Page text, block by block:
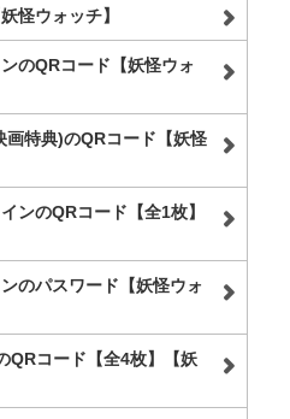
怪ウォッチ】
のQRコード【妖怪ウォ
画特典)のQRコード【妖怪
ンのQRコード【全1枚】
のパスワード【妖怪ウォ
QRコード【全4枚】【妖